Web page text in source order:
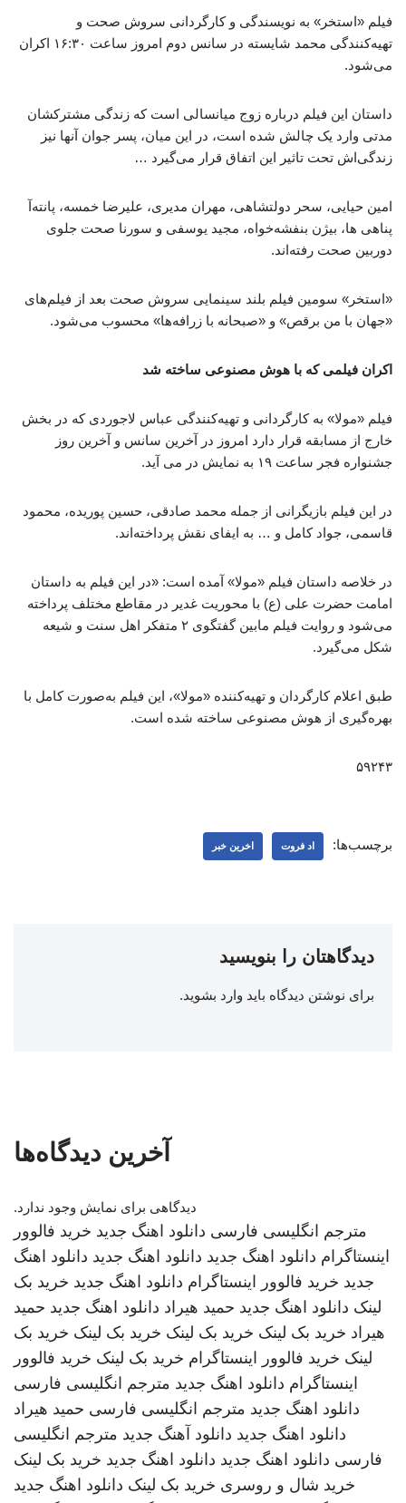
فیلم «استخر» به نویسندگی و کارگردانی سروش صحت و
تهیه‌کنندگی محمد شایسته در سانس دوم امروز ساعت ۱۶:۳۰ اکران
می‌شود.
داستان این فیلم درباره زوج میانسالی است که زندگی‌ مشترکشان
مدتی وارد یک چالش شده است، در این میان، پسر جوان آنها نیز
زندگی‌اش تحت تاثیر این اتفاق قرار می‌گیرد …
امین حیایی، سحر دولتشاهی، مهران مدیری، علیرضا خمسه، پانته‌آ
پناهی ها، بیژن بنفشه‌خواه، مجید یوسفی و سورنا صحت جلوی
دوربین صحت رفته‌اند.
«استخر» سومین فیلم بلند سینمایی سروش صحت بعد از فیلم‌های
«جهان با من برقص» و «صبحانه با زرافه‌ها» محسوب می‌شود.
اکران فیلمی که با هوش مصنوعی ساخته شد
فیلم «مولا» به کارگردانی و تهیه‌کنندگی عباس لاجوردی که در بخش
خارج از مسابقه قرار دارد امروز در آخرین سانس و آخرین روز
جشنواره فجر ساعت ۱۹ به نمایش در می آید.
در این فیلم بازیگرانی از جمله محمد صادقی، حسین پوریده، محمود
قاسمی، جواد کامل و … به ایفای نقش پرداخته‌اند.
در خلاصه داستان فیلم «مولا» آمده است: «در این فیلم به داستان
امامت حضرت علی (ع) با محوریت غدیر در مقاطع مختلف پرداخته
می‌شود و روایت فیلم مابین گفتگوی ۲ متفکر اهل سنت و شیعه
شکل می‌گیرد.
طبق اعلام کارگردان و تهیه‌کننده «مولا»، این فیلم به‌صورت کامل با
بهره‌گیری از هوش مصنوعی ساخته شده است.
۵۹۲۴۳
برچسب‌ها: اد فروت اخرین خبر
دیدگاهتان را بنویسید
برای نوشتن دیدگاه باید وارد بشوید.
آخرین دیدگاه‌ها
دیدگاهی برای نمایش وجود ندارد.
مترجم انگلیسی فارسی دانلود اهنگ جدید خرید فالوور
اینستاگرام دانلود اهنگ جدید دانلود اهنگ جدید دانلود اهنگ
جدید خرید فالوور اینستاگرام دانلود اهنگ جدید خرید بک
لینک دانلود اهنگ جدید حمید هیراد دانلود اهنگ جدید حمید
هیراد خرید بک لینک خرید بک لینک خرید بک لینک خرید بک
لینک خرید فالوور اینستاگرام خرید بک لینک خرید فالوور
اینستاگرام دانلود اهنگ جدید مترجم انگلیسی فارسی
دانلود اهنگ جدید مترجم انگلیسی فارسی حمید هیراد
دانلود اهنگ جدید دانلود آهنگ جدید مترجم انگلیسی
فارسی دانلود اهنگ جدید دانلود اهنگ جدید خرید بک لینک
خرید شال و روسری خرید بک لینک دانلود اهنگ جدید